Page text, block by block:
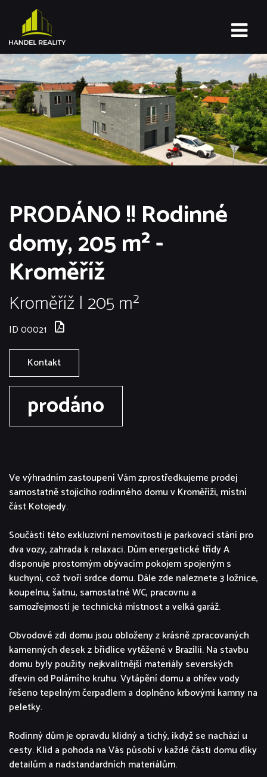
PRODÁNO !! Rodinné
domy, 205 m² -
Kroměříž
Kroměříž | 205 m²
ID 00021
Kontakt
prodáno
Ve výhradním zastoupení Vám zprostředkujeme prodej
samostatně stojícího rodinného domu v Kroměříži, místní
část Kotojedy.
Součástí této exkluzivní nemovitosti je parkovací stání pro
dva vozy, zahrada k relaxaci. Dům energetické třídy A
disponuje prostorným obývacím pokojem spojeným s
kuchyní, což tvoří srdce domu. Dále zde naleznete 3 ložnice,
koupelnu, šatnu, samostatné WC, pracovnu a
samozřejmostí je technická místnost a velká garáž.
Obvodové zdi domu jsou obloženy z krásně zpracovaných
kamenných desek z břidlice vytěžené v Brazílii. Na stavbu
domu byly použity nejkvalitnější materiály severských
dřevin od Polárního kruhu. Vytápění domu a ohřev vody
řešeno tepelným čerpadlem a doplněno krbovými kamny na
peletky.
Rodinný dům je opravdu klidný a tichý, ikdyž se nachází u
cesty. Klid a pohoda na Vás působí v každé části domu díky
detailům a nadstandardních materiálům.